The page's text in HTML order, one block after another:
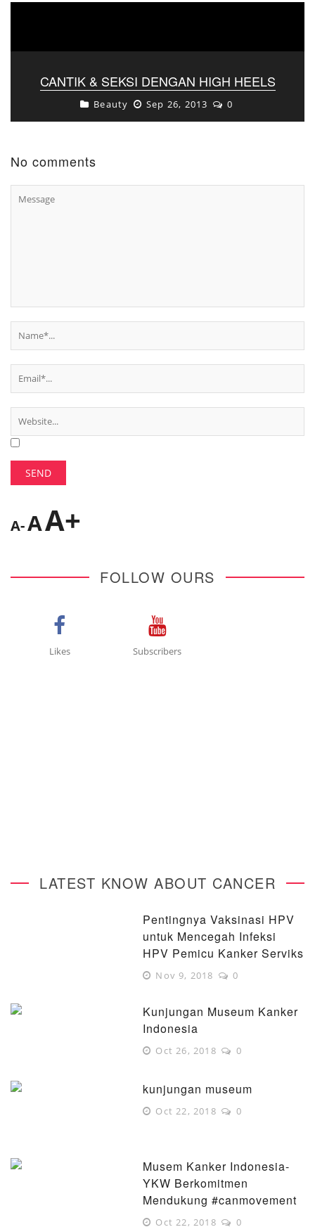
CANTIK & SEKSI DENGAN HIGH HEELS
Beauty Sep 26, 2013 0
No comments
A-AA+
FOLLOW OURS
Likes Subscribers
LATEST KNOW ABOUT CANCER
Pentingnya Vaksinasi HPV
untuk Mencegah Infeksi
HPV Pemicu Kanker Serviks
Nov 9, 2018 0
Kunjungan Museum Kanker
Indonesia
Oct 26, 2018 0
kunjungan museum
Oct 22, 2018 0
Musem Kanker Indonesia-
YKW Berkomitmen
Mendukung #canmovement
Oct 22, 2018 0